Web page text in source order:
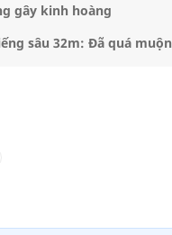
gây kinh hoàng
sâu 32m: Đã quá muộn